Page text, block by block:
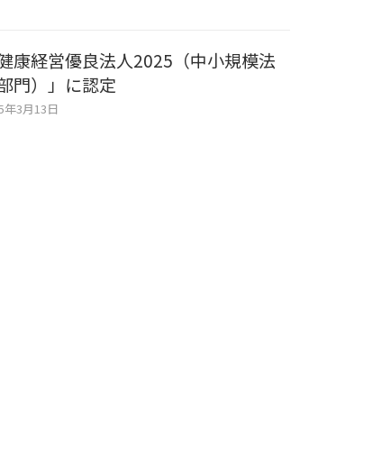
健康経営優良法人2025（中小規模法
門）」に認定
年3月13日